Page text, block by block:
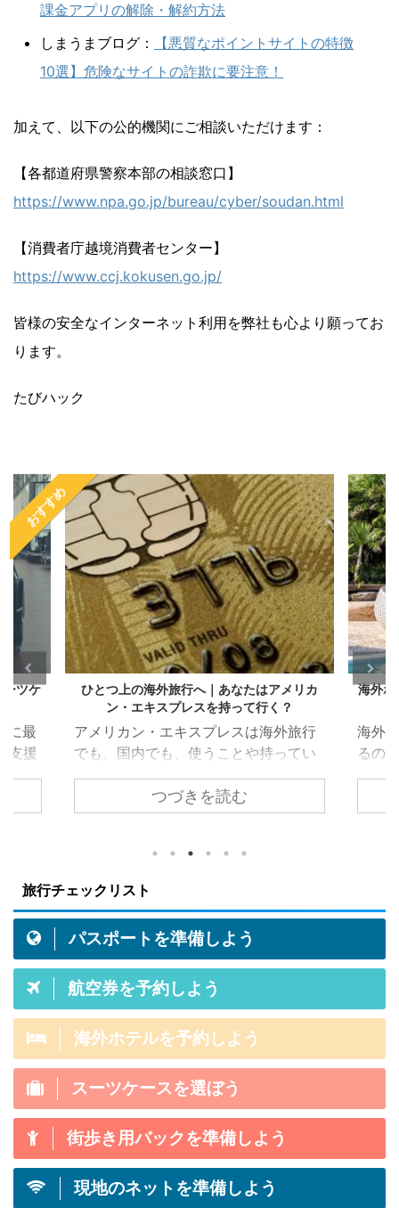
課金アプリの解除・解約方法
しまうまブログ：
【悪質なポイントサイトの特徴
10選】危険なサイトの詐欺に要注意！
加えて、以下の公的機関にご相談いただけます：
【各都道府県警察本部の相談窓口】
https://www.npa.go.jp/bureau/cyber/soudan.html
【消費者庁越境消費者センター】
https://www.ccj.kokusen.go.jp/
皆様の安全なインターネット利用を弊社も心より願ってお
ります。
たびハック
おすすめ
ーツケ
に最
支援
もだ
方も
ズを
とし
料金
、重
えて
っか
ひとつ上の海外旅行へ｜あなたはアメリカ
ン・エキスプレスを持って行く？
アメリカン・エキスプレスは海外旅行
でも、国内でも、使うことや持ってい
ることにメリットがあるクレジットカ
ード。例えば、アメリカン・エキスプ
レスが提供している特典（海外旅行保
ているだけでメリットになります。 と
はいえ「あなたは」アメリカン・エキ
スプレス・カードを持つことにメリッ
ト感じますか？この記事は初めてアメ
リカン・エキスプレスのクレジットカ
ードを持って旅行に行くメリットがあ
るか否かの参考記事です。 結論から言
うと「これまでの海外旅行をグレード
アップさせるクレカ」それがアメ ...
つづきを読む
海外ホ
海外
るの
ルの
テル
界最
テル
ます
旅行チェックリスト
パスポートを準備しよう
航空券を予約しよう
海外ホテルを予約しよう
スーツケースを選ぼう
街歩き用バックを準備しよう
現地のネットを準備しよう